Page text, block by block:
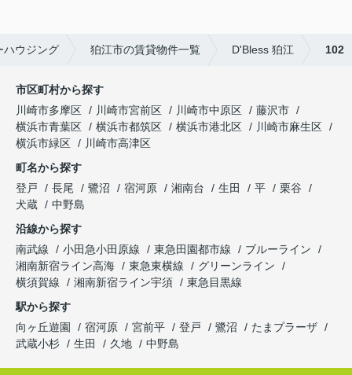
ハウジング 狛江市の賃貸物件一覧 D'Bless 狛江 102
市区町村から探す
川崎市多摩区
川崎市宮前区 川崎市中原区
藤沢市
横浜市青葉区
横浜市都筑区 横浜市港北区
川崎市麻生区
横浜市緑区
川崎市高津区
町名から探す
登戸
長尾 鷺沼 宿河原 湘南台 生田 平
栗谷
犬蔵
中野島
沿線から探す
南武線
小田急小田原線 東急田園都市線
ブルーライン
湘南新宿ライン高海
東急東横線
グリーンライン
横須賀線
湘南新宿ライン宇須
東急目黒線
駅から探す
向ヶ丘遊園
宿河原 宮前平 登戸 鷺沼
たまプラーザ
武蔵小杉
生田 久地 中野島